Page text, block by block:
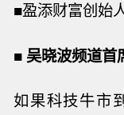
■盈添财富创始
■ 吴晓波频道首
如果科技牛市